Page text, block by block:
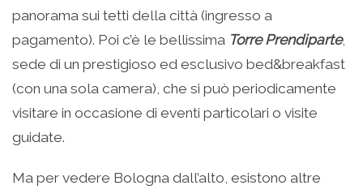
panorama sui tetti della città (ingresso a
pagamento). Poi c’è le bellissima Torre Prendiparte,
sede di un prestigioso ed esclusivo bed&breakfast
(con una sola camera), che si può periodicamente
visitare in occasione di eventi particolari o visite
guidate.
Ma per vedere Bologna dall’alto, esistono altre